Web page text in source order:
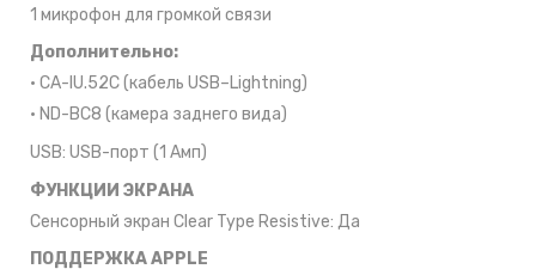
1 микрофон для громкой связи
Дополнительно:
• CA-IU.52C (кабель USB–Lightning)
• ND-BC8 (камера заднего вида)
USB: USB-порт (1 Aмп)
ФУНКЦИИ ЭКРАНА
Сенсорный экран Clear Type Resistive: Да
ПОДДЕРЖКА APPLE